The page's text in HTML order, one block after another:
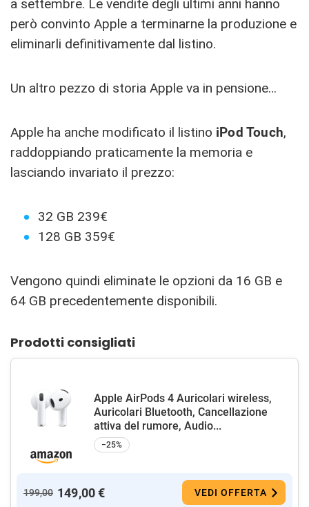
a settembre. Le vendite degli ultimi anni hanno
però convinto Apple a terminarne la produzione e
eliminarli definitivamente dal listino.
Un altro pezzo di storia Apple va in pensione…
Apple ha anche modificato il listino iPod Touch,
raddoppiando praticamente la memoria e
lasciando invariato il prezzo:
32 GB 239€
128 GB 359€
Vengono quindi eliminate le opzioni da 16 GB e
64 GB precedentemente disponibili.
Prodotti consigliati
Apple AirPods 4 Auricolari wireless,
Auricolari Bluetooth, Cancellazione
attiva del rumore, Audio...
−25%
199,00 149,00 € VEDI OFFERTA